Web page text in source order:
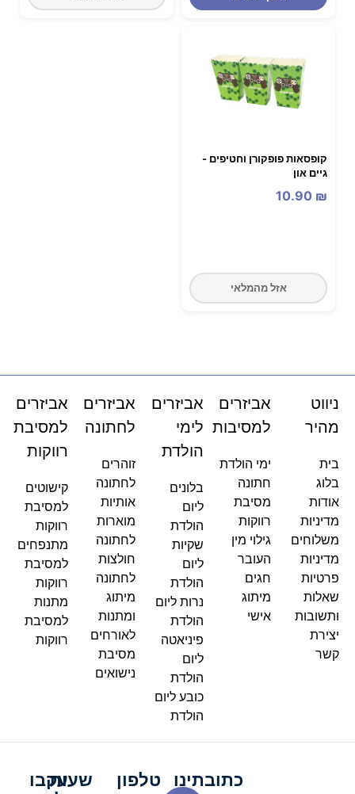
קופסאות פופקורן וחטיפים -
גיים און
10.90 ₪
אזל מהמלאי
ניווט
מהיר
בית
בלוג
אודות
מדיניות
משלוחים
מדיניות
פרטיות
שאלות
ותשובות
יצירת
קשר
אביזרים
למסיבות
ימי הולדת
חתונה
מסיבת
רווקות
גילוי מין
העובר
חגים
מיתוג
אישי
אביזרים
לימי
הולדת
בלונים
ליום
הולדת
שקיות
ליום
הולדת
נרות ליום
הולדת
פיניאטה
ליום
הולדת
כובע ליום
הולדת
אביזרים
לחתונה
זוהרים
לחתונה
אותיות
מוארות
לחתונה
חולצות
לחתונה
מיתוג
ומתנות
לאורחים
מסיבת
נישואים
אביזרים
למסיבת
רווקות
קישוטים
למסיבת
רווקות
מתנפחים
למסיבת
רווקות
מתנות
למסיבת
רווקות
כתובתינו טלפון
שעותעקבו